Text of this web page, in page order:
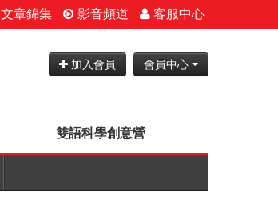
文章錦集 影音頻道 客服中心
加入會員 會員中心
雙語科學創意營